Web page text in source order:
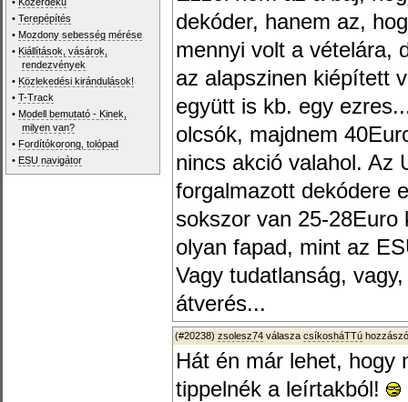
•Terepépítés
• Mozdony sebesség mérése
• Kiállítások, vásárok,
rendezvények
• Közlekedési kirándulások!
•T-Track
• Modell bemutató - Kinek,
milyen van?
• Fordítókorong, tolópad
• ESU navigátor
dekóder, hanem az,
mennyi volt a vételára,
az alapszinen kiépített
együtt is kb. egy
olcsók, majdnem
nincs akció valahol. Az
forgalmazott dekódere
sokszor van 25-28Euro
olyan fapad, mint az
Vagy tudatlanság,
átverés...
(#20238) zsolesz74 válasza csíkosháTTú
Hát én már lehet, hogy
tippelnék a leírtakból!